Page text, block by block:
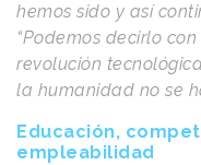
hemos sido y así
“Podemos decirlo
revolución
la humanidad no se
Educación,
empleabilidad